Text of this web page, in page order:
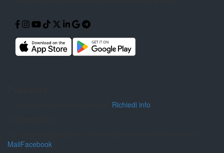
Richiedi info
MailFacebook